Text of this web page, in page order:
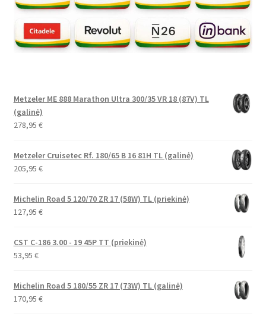
Metzeler ME 888 Marathon Ultra 300/35 VR 18 (87V) TL
(galinė)
278,95 €
Metzeler Cruisetec Rf. 180/65 B 16 81H TL (galinė)
205,95 €
Michelin Road 5 120/70 ZR 17 (58W) TL (priekinė)
127,95 €
CST C-186 3.00 - 19 45P TT (priekinė)
53,95 €
Michelin Road 5 180/55 ZR 17 (73W) TL (galinė)
170,95 €